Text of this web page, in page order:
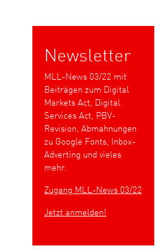
Newsletter
MLL-News 03/22 mit
Beiträgen zum Digital
Markets Act, Digital
Services Act, PBV-
Revision, Abmahnungen
zu Google Fonts, Inbox-
Adverting und vieles
mehr.
Zugang MLL-News 03/22
Jetzt anmelden!